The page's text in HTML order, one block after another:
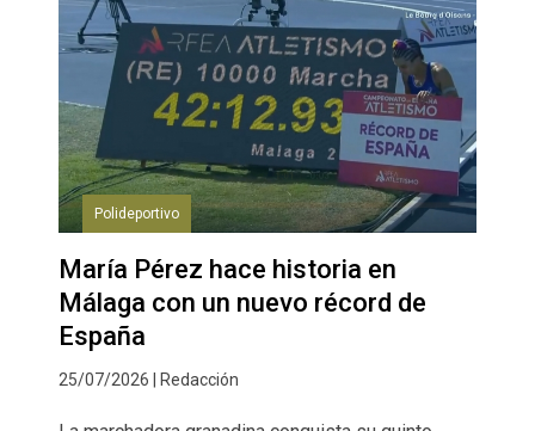
Polideportivo
María Pérez hace historia en
Málaga con un nuevo récord de
España
25/07/2026 | Redacción